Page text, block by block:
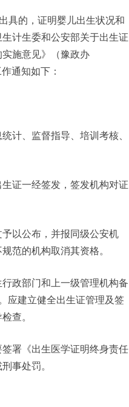
具的，证明婴儿出生状况和
计生委和公安部关于出生证
施意见》（豫政办
通知如下：
计、监督指导、培训考核、
证一经签发，签发机构对证
以公布，并报同级公安机
范的机构取消其资格。
政部门和上一级管理机构备
应建立健全出生证管理及签
查。
署《出生医学证明终身责任
事处罚。